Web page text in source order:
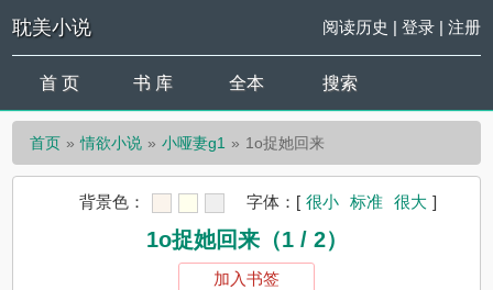
耽美小说 阅读历史 | 登录| 注册
首 页 书 库 全本 搜索
首页 情欲小说 小哑妻g1 1o捉她回来
背景色： 字体： [ 很小 标准 很大 ]
1o捉她回来（1 / 2）
加入书签